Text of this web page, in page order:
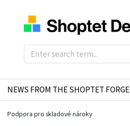
NEWS FROM THE SHOPTET FORGE
Podpora pro skladové nároky